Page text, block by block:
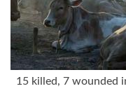
15 killed, 7 wounded